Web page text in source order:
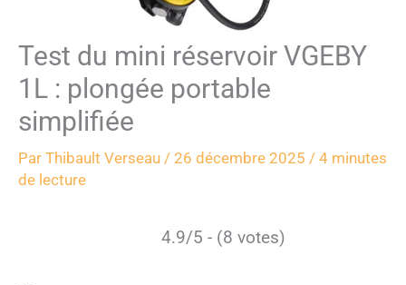
Test du mini réservoir VGEBY
1L : plongée portable
simplifiée
Par Thibault Verseau / 26 décembre 2025 / 4 minutes
de lecture
4.9/5 - (8 votes)